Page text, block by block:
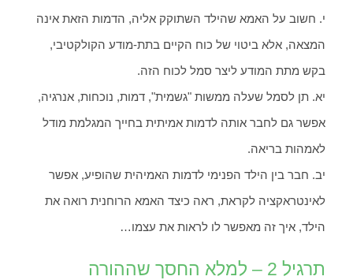
י. חשוב על האמא שהילד השתוקק אליה, הדמות הזאת אינה
המצאה, אלא ביטוי של כוח הקיים בתת-מודע הקולקטיבי,
בקש מתת המודע ליצר סמל לכוח הזה.
יא. תן לסמל שעלה ממשות "גשמית", דמות, נוכחות, אנרגיה,
אפשר גם לחבר אותה לדמות אמיתית בחייך המגלמת מודל
לאמהות בריאה.
יב. חבר בין הילד הפנימי לדמות האמיהית שהופיע, אפשר
לאינטראקציה לקראת, ראה כיצד האמא הרוחנית רואה את
הילד, איך זה מאפשר לו לראות את עצמו…
תרגיל 2 – למלא החסך שההורה